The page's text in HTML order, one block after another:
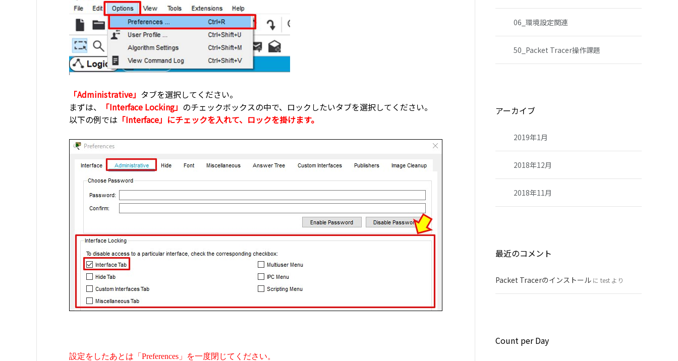
「Administrative」 タブを選択してください。
まずは、
「Interface Locking」 のチェックボックスの中で、ロックしたいタブを選択してください。
以下の例では 「Interface」にチェックを入れて、ロックを掛けます。
設定をしたあとは「Preferences」を一度閉じてください。
06_環境設定関連
50_Packet Tracer操作課題
アーカイブ
2019年1月
2018年12月
2018年11月
最近のコメント
Packet Tracerのインストール に test より
Count per Day